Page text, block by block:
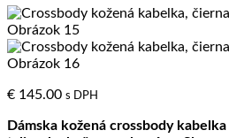
€ 145.00 s DPH
Dámska kožená crossbody